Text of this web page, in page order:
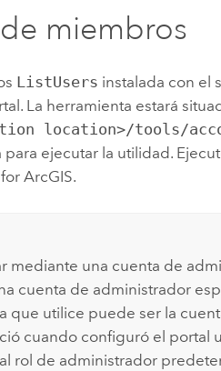
miembros
ListUsers instalada con el
La herramienta estará
location>/tools/
ejecutar la utilidad.
ArcGIS.
mediante una cuenta de
cuenta de administrador
que utilice puede ser la
cuando configuró el portal
rol de administrador